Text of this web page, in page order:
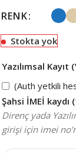
RENK
Stokta yok
Yazılımsal
(Auth yetkili
Şahsi İMEİ kaydı
Direnç yada
girişi için imei